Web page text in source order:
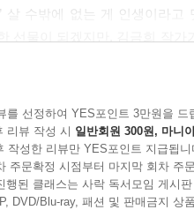
냉동고에 넣으면 얼마든지 다
의 비극을 타인에게 털어놓게
는 이영초롱에게 낯선 섬 생활
에 휘말려 서로에게 커다란
” 살 수밖에 없는 게 인생이라
를 선정하여 YES포인트 3만원을 드
리뷰 작성 시 일반회원 300원, 마니
작성한 리뷰만 YES포인트 지급됩니
주문확정 시점부터 마지막 회차 주
행된 클래스는 사락 독서모임 게시
DVD/Blu-ray, 패션 및 판매금지 상